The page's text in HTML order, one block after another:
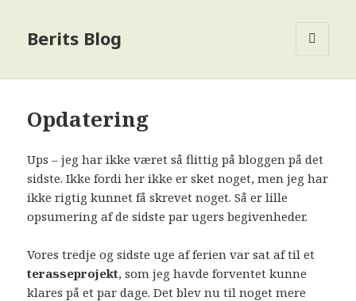
Berits Blog
Opdatering
Ups – jeg har ikke været så flittig på bloggen på det
sidste. Ikke fordi her ikke er sket noget, men jeg har
ikke rigtig kunnet få skrevet noget. Så er lille
opsumering af de sidste par ugers begivenheder.
Vores tredje og sidste uge af ferien var sat af til et
terasseprojekt, som jeg havde forventet kunne
klares på et par dage. Det blev nu til noget mere